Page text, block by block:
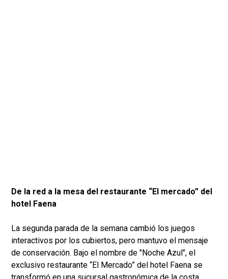
De la red a la mesa del restaurante “El mercado” del
hotel Faena
La segunda parada de la semana cambió los juegos
interactivos por los cubiertos, pero mantuvo el mensaje
de conservación. Bajo el nombre de "Noche Azul", el
exclusivo restaurante “El Mercado” del hotel Faena se
transformó en una sucursal gastronómica de la costa